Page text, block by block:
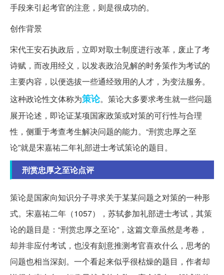
手段来引起考官的注意，则是很成功的。
创作背景
宋代王安石执政后，立即对取士制度进行改革，废止了考
诗赋，而改用经义，以发表政治见解的时务策作为考试的
主要内容，以便选拔一些通经致用的人才，为变法服务。
这种政论性文体称为策论。策论大多要求考生就一些问题
展开论述，即论证某项国家政策或对策的可行性与合理
性，侧重于考查考生解决问题的能力。“刑赏忠厚之至
论”就是宋嘉祐二年礼部进士考试策论的题目。
刑赏忠厚之至论点评
策论是国家向知识分子寻求关于某某问题之对策的一种形
式。宋嘉祐二年（1057），苏轼参加礼部进士考试，其策
论的题目是：“刑赏忠厚之至论”，这篇文章虽然是考卷，
却并非应付考试，也没有刻意推测考官喜欢什么，思考的
问题也相当深刻。一个看起来似乎很枯燥的题目，作者却